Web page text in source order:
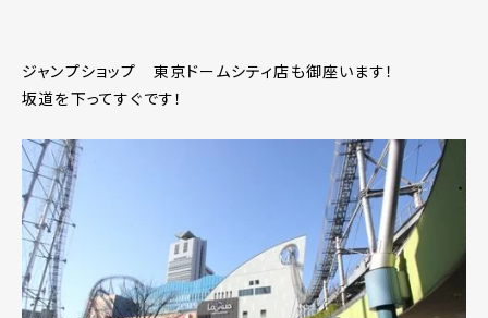
ジャンプショップ 東京ドームシティ店も御座います！
坂道を下ってすぐです！